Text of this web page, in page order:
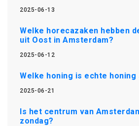
2025-06-13
Welke horecazaken hebben
uit Oost in Amsterdam?
2025-06-12
Welke honing is echte
2025-06-21
Is het centrum van
zondag?